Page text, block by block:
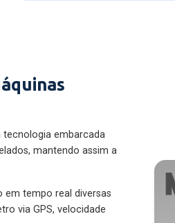
embarcada
mantendo assim a
tempo real diversas
via GPS, velocidade